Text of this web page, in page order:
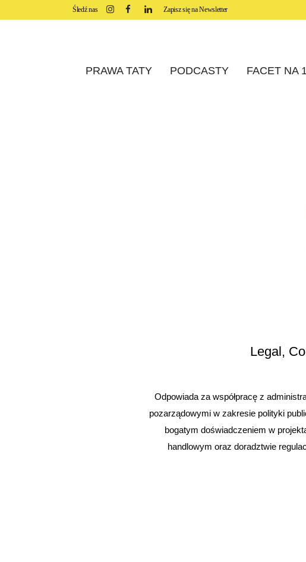
Śledź nas Zapisz się na Newsletter
PRAWA TATY PODCASTY FACET NA
Legal,
Odpowiada za współpracę z
pozarządowymi w zakresie polityki
bogatym doświadczeniem w
handlowym oraz doradztwie